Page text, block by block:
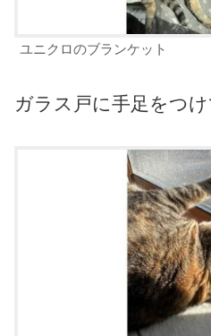
ユニクロのブランケット
ガラス戸に手足をつ